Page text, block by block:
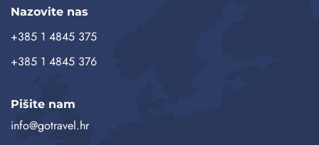
Nazovite nas
+385 1 4845 375
+385 1 4845 376
Pišite nam
info@gotravel.hr